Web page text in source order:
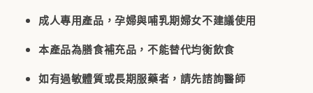
成人專用產品 ，孕婦與哺乳期婦女不建議使用
本產品為膳食補充品， 不能替代均衡飲食
如有過敏體質或長期服藥者，請先諮詢醫師